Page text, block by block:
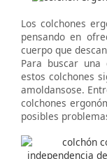
Los colchones
pensando en
cuerpo que
Para buscar
estos colchones
amoldansose.
colchones
posibles